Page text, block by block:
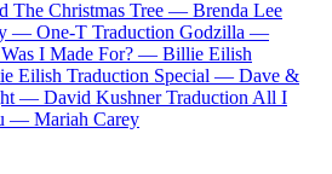
The Christmas Tree — Brenda Lee
— One-T Traduction Godzilla —
I Made For? — Billie Eilish
Eilish Traduction Special — Dave &
— David Kushner Traduction All I
— Mariah Carey